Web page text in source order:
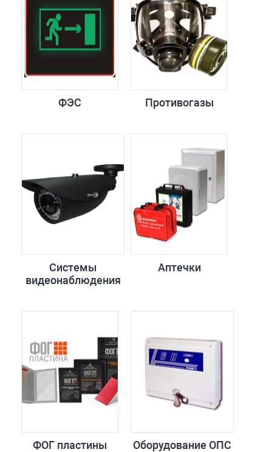
ФЭС Противогазы
Системы
видеонаблюдения
Аптечки
ФОГ пластины Оборудование ОПС